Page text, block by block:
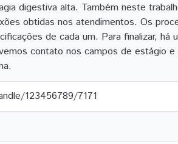
digestiva alta. Também neste
obtidas nos atendimentos. Os
de cada um. Para finalizar, há
contato nos campos de estágio
123456789/7171